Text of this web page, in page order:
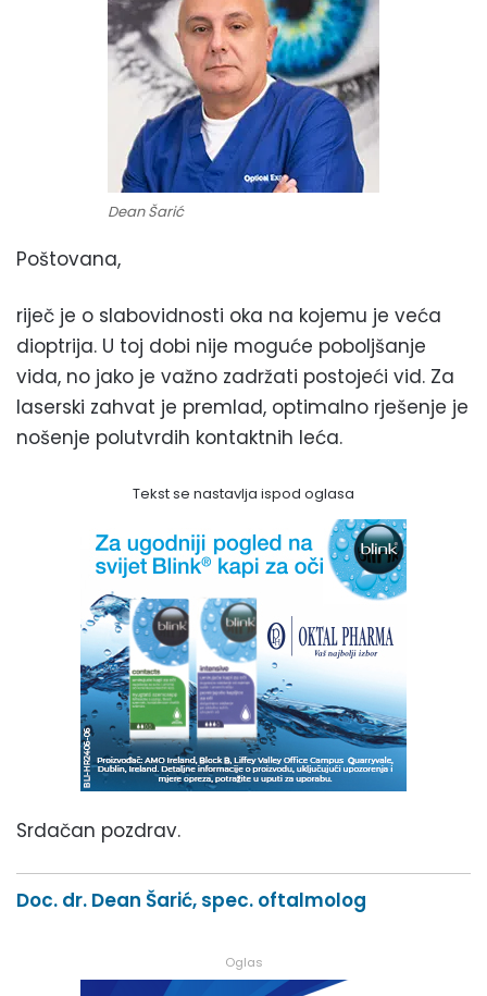
Dean Šarić
Poštovana,
riječ je o slabovidnosti oka na kojemu je veća
dioptrija. U toj dobi nije moguće poboljšanje
vida, no jako je važno zadržati postojeći vid. Za
laserski zahvat je premlad, optimalno rješenje je
nošenje polutvrdih kontaktnih leća.
Tekst se nastavlja ispod oglasa
Srdačan pozdrav.
Doc. dr. Dean Šarić, spec. oftalmolog
Oglas